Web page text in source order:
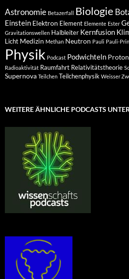
Astronomie Betazerfall Biologie
Einstein Elektron Element Elemente Ester
Gravitationswellen Halbleiter Kernfusion
Licht Medizin Methan Neutron Pauli Pauli-
Physik Podcast Podwichteln Proton
Radioaktivität Raumfahrt Relativitätstheorie
Supernova Teilchen Teilchenphysik Weisser
WEITERE ÄHNLICHE PODCASTS